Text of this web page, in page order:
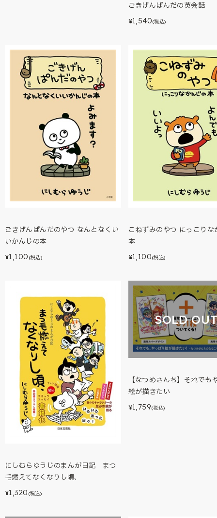
ごきげんぱんだの英会話
¥1,540(税込)
ごきげんぱんだのやつ なんとなくい
いかんじの本
¥1,100 (税込)
こねずみのやつ にっこりな
本
¥1,100(税込)
にしむらゆうじのまんが日記 まつ
毛燃えてなくなりし頃、
¥1,320 (税込)
SOLD
【なつめさんち】それでも
絵が描きたい
¥1,759(税込)